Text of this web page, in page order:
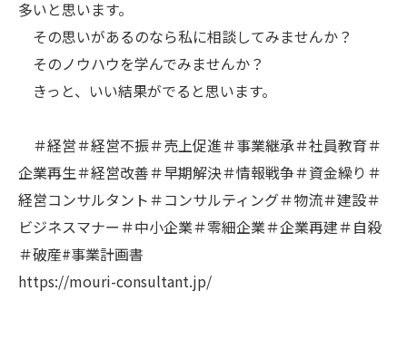
多いと思います。
その思いがあるのなら私に相談してみませんか？
そのノウハウを学んでみませんか？
きっと、いい結果がでると思います。
＃経営＃経営不振＃売上促進＃事業継承＃社員教育＃
企業再生＃経営改善＃早期解決＃情報戦争＃資金繰り＃
経営コンサルタント＃コンサルティング＃物流＃建設＃
ビジネスマナー＃中小企業＃零細企業＃企業再建＃自殺
＃破産#事業計画書
https://mouri-consultant.jp/